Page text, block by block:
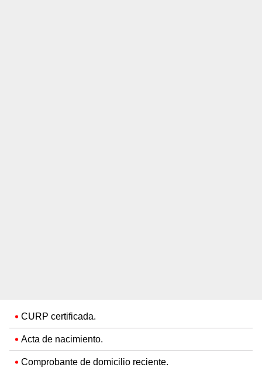
CURP certificada.
Acta de nacimiento.
Comprobante de domicilio reciente.